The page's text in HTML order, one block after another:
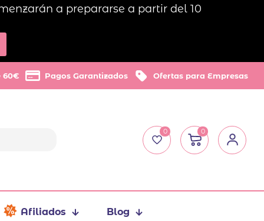
a prepararse a partir del 10
60€ Pagos Garantizados Ofertas para Empresas
0 0
Afiliados Blog